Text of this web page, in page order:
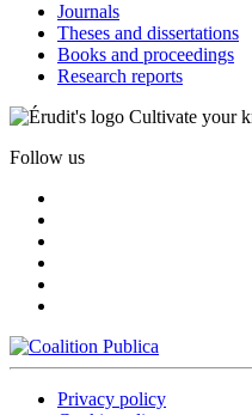
Journals
Theses and dissertations
Books and proceedings
Research reports
Cultivate your
Follow us
Privacy policy